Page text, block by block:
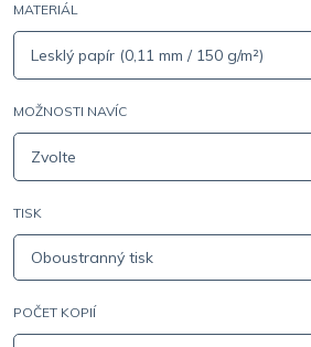
MATERIÁL
Lesklý papír (0,11 mm / 150 g/m²)
MOŽNOSTI NAVÍC
Zvolte
TISK
Oboustranný tisk
POČET KOPIÍ